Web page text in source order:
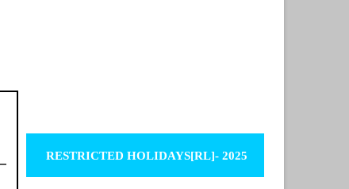
RESTRICTED HOLIDAYS[RL]- 2025